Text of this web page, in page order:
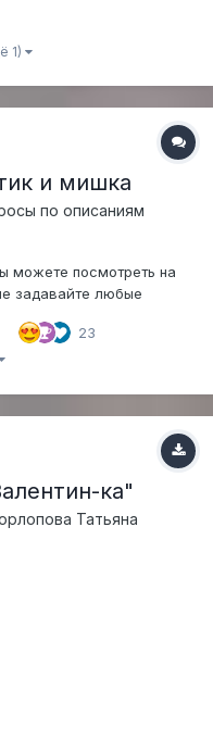
1)
и мишка
по описаниям
можете посмотреть на
задавайте любые
23
ка"
Татьяна